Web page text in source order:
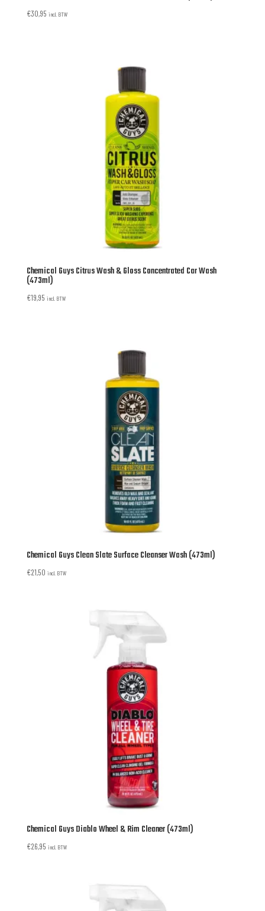
€30,95 incl. BTW
Chemical Guys Citrus Wash & Gloss Concentrated Car Wash
(473ml)
€19,95 incl. BTW
Chemical Guys Clean Slate Surface Cleanser Wash (473ml)
€21,50 incl. BTW
Chemical Guys Diablo Wheel & Rim Cleaner (473ml)
€26,95 incl. BTW